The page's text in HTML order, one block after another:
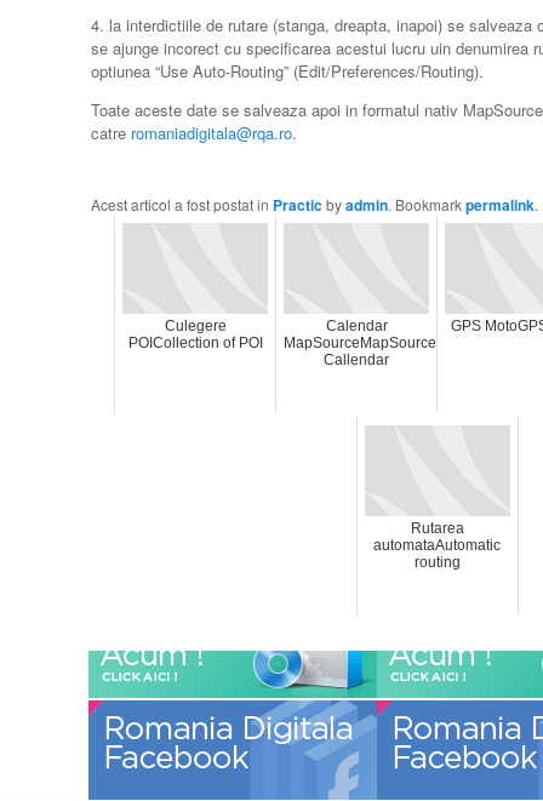
4. la interdictiile de rutare (stanga, dreapta, inapoi) se salveaza
se ajunge incorect cu specificarea acestui lucru uin denumirea
optiunea “Use Auto-Routing” (Edit/Preferences/Routing).
Toate aceste date se salveaza apoi in formatul nativ
catre romaniadigitala@rqa.ro.
Acest articol a fost postat in Practicbyadmin. Bookmarkpermalink.
Culegere
POICollection of POI
Calendar
MapSourceMapSource
Callendar
GPS
Rutarea
automataAutomatic
routing